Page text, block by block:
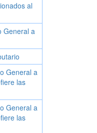
al
General a
General a
las
General a
las